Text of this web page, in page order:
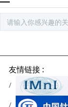
友情链接 :